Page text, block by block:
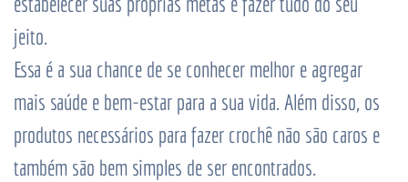
jeito.
Essa é a sua chance de se conhecer melhor e agregar
mais saúde e bem-estar para a sua vida. Além disso, os
produtos necessários para fazer crochê não são caros e
também são bem simples de ser encontrados.